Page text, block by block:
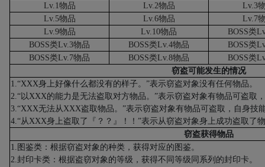
Lv.1物品 Lv.2物品 Lv.3
Lv.5物品 Lv.6物品 Lv.7
Lv.9物品 Lv.10物品 BOSS类
BOSS类Lv.3物品 BOSS类Lv.4物品 BOSS类
BOSS类Lv.7物品 BOSS类Lv.8物品 BOSS类
窃盗可能发生的情况
1.“XXX身上好像什么都没有的样子。”表示窃盗对象没有任何物品。
2.“以XXX的能力是无法盗取对方物品。”表示窃盗对象有物品可盗取
3.“XXX无法从XXX盗取物品。”表示窃盗对象有物品可盗取，自身技
4.“从XXX身上盗取了『？？』！！”表示从窃盗对象身上成功盗取了
窃盗获得物品
1. 图鉴类：根据窃盗对象的种类，获得对应的图鉴。
2.封印卡类：根据盗窃对象的等级，获得不同等级同系列的封印卡。